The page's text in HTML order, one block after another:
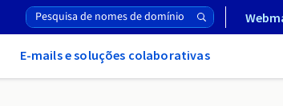
E-mails e soluções colaborativas